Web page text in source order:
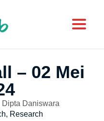
– 02 Mei
Dipta Daniswara
, Research